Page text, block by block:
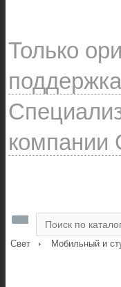
Только
компании
Свет Мобильный и